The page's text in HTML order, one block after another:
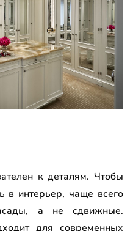
к деталям. Чтобы
в интерьер, чаще всего
а не сдвижные.
для современных